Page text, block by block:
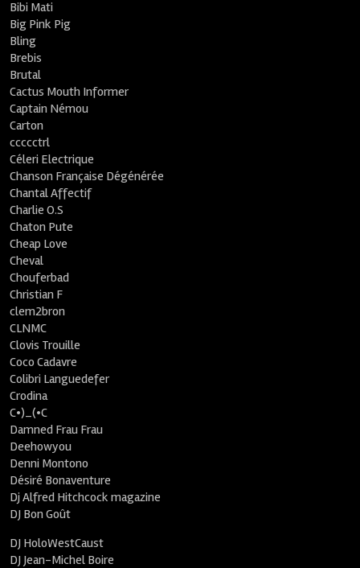
Bibi Mati
Big Pink Pig
Bling
Brebis
Brutal
Cactus Mouth Informer
Captain Némou
Carton
ccccctrl
Céleri Electrique
Chanson Française Dégénérée
Chantal Affectif
Charlie O.S
Chaton Pute
Cheap Love
Cheval
Chouferbad
Christian F
clem2bron
CLNMC
Clovis Trouille
Coco Cadavre
Colibri Languedefer
Crodina
C•)_(•C
Damned Frau Frau
Deehowyou
Denni Montono
Désiré Bonaventure
Dj Alfred Hitchcock magazine
DJ Bon Goût
DJ HoloWestCaust
DJ Jean-Michel Boire